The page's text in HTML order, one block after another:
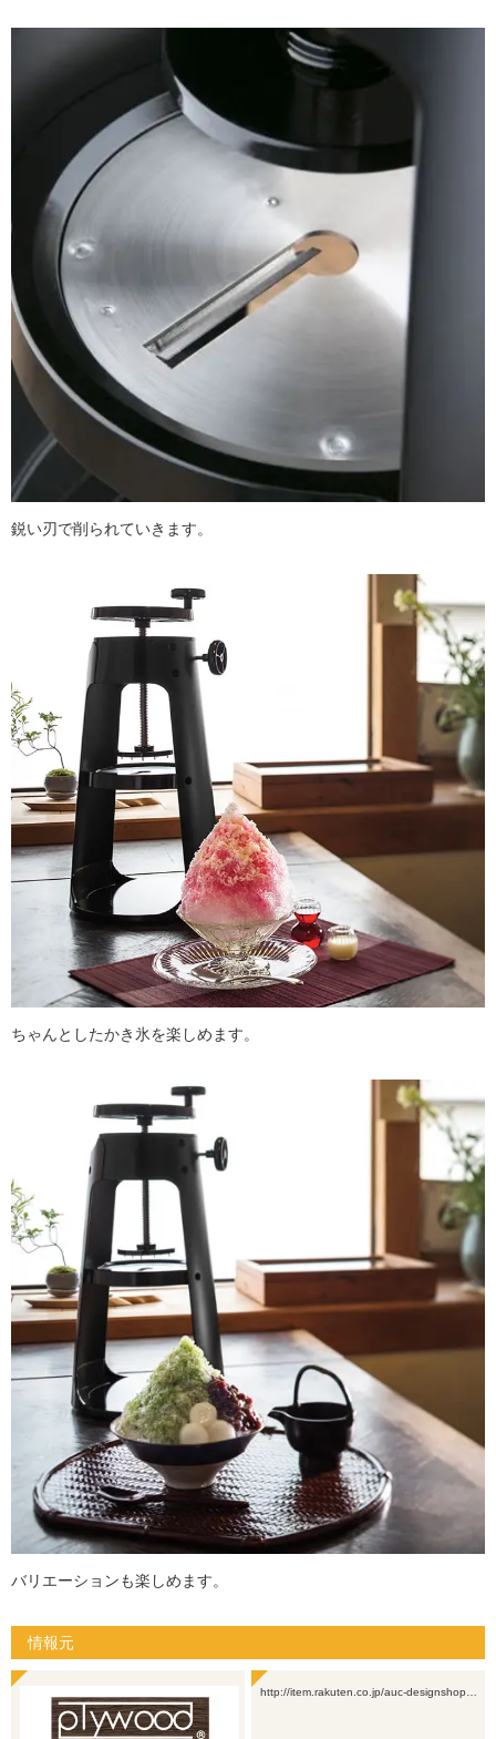
鋭い刃で削られていきます。
ちゃんとしたかき氷を楽しめます。
バリエーションも楽しめます。
情報元
http://item.rakuten.co.jp/auc-designshop…